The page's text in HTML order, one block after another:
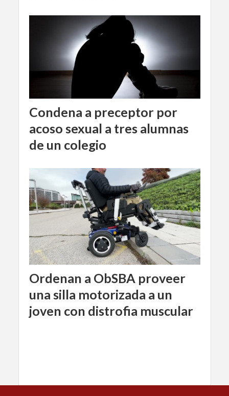
Condena a preceptor por
acoso sexual a tres alumnas
de un colegio
Ordenan a ObSBA proveer
una silla motorizada a un
joven con distrofia muscular